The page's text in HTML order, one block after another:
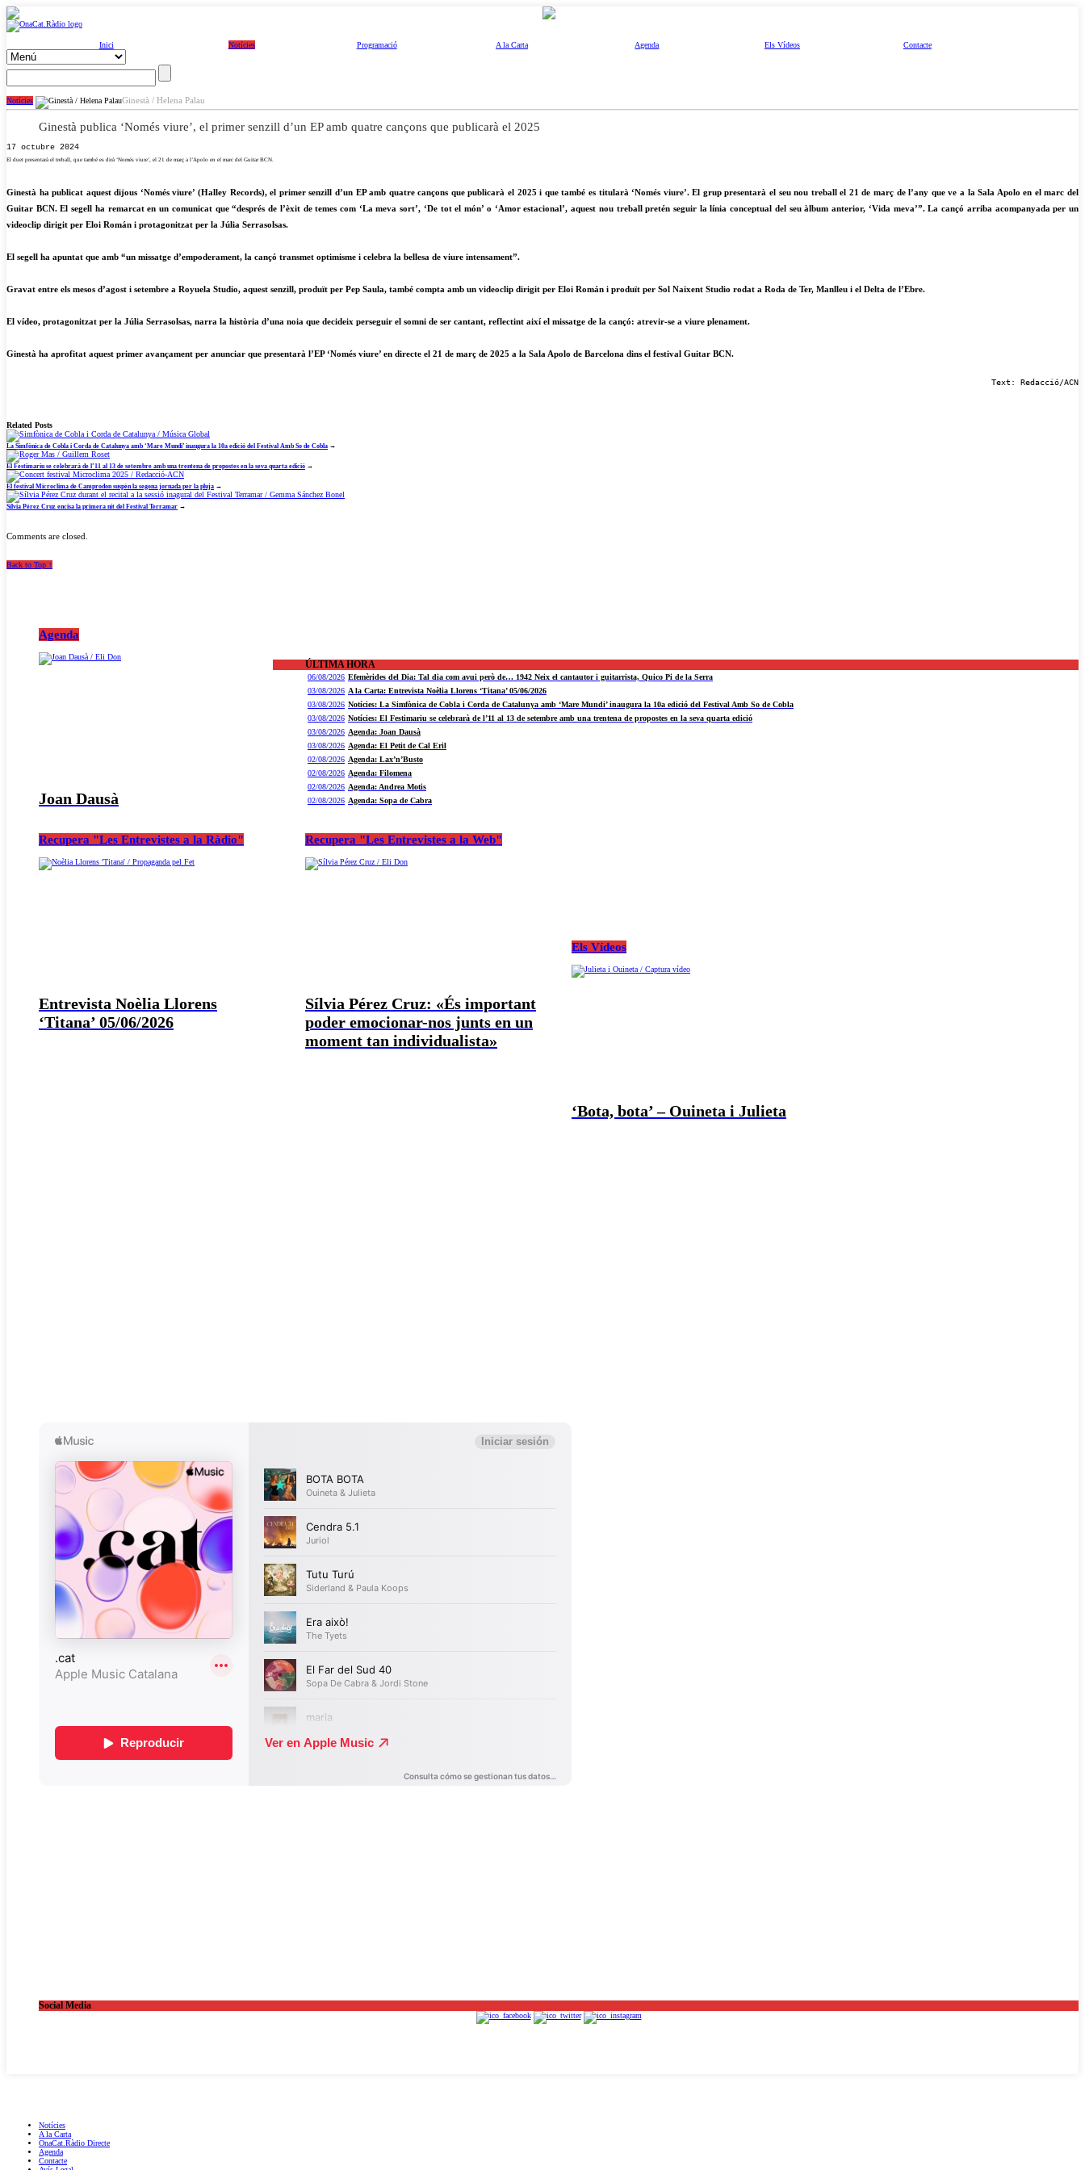
Inici Notícies Programació A la Carta Agenda Els Vídeos Contacte
Notícies Ginestà / Helena Palau
Ginestà publica ‘Només viure’, el primer senzill d’un EP amb quatre cançons que publicarà el 2025
17 octubre 2024
El duet presentarà el treball, que també es dirà ‘Només viure’, el 21 de març a l’Apolo en el marc del Guitar BCN.
Ginestà ha publicat aquest dijous ‘Només viure’ (Halley Records), el primer senzill d’un EP amb quatre cançons que publicarà el 2025 i que també es titularà ‘Només viure’. El grup presentarà el seu nou treball el 21 de març de l’any que ve a la Sala Apolo en el marc del
Guitar BCN. El segell ha remarcat en un comunicat que “després de l’èxit de temes com ‘La meva sort’, ‘De tot el món’ o ‘Amor estacional’, aquest nou treball pretén seguir la línia conceptual del seu àlbum anterior, ‘Vida meva’”. La cançó arriba acompanyada per un
videoclip dirigit per Eloi Román i protagonitzat per la Júlia Serrasolsas.
El segell ha apuntat que amb “un missatge d’empoderament, la cançó transmet optimisme i celebra la bellesa de viure intensament”.
Gravat entre els mesos d’agost i setembre a Royuela Studio, aquest senzill, produït per Pep Saula, també compta amb un videoclip dirigit per Eloi Román i produït per Sol Naixent Studio rodat a Roda de Ter, Manlleu i el Delta de l’Ebre.
El vídeo, protagonitzat per la Júlia Serrasolsas, narra la història d’una noia que decideix perseguir el somni de ser cantant, reflectint així el missatge de la cançó: atrevir-se a viure plenament.
Ginestà ha aprofitat aquest primer avançament per anunciar que presentarà l’EP ‘Només viure’ en directe el 21 de març de 2025 a la Sala Apolo de Barcelona dins el festival Guitar BCN.
Text: Redacció/ACN
Related Posts
La Simfònica de Cobla i Corda de Catalunya amb ‘Mare Mundi’ inaugura la 10a edició del Festival Amb So de Cobla →
El Festimariu se celebrarà de l’11 al 13 de setembre amb una trentena de propostes en la seva quarta edició →
El festival Microclima de Camprodon suspèn la segona jornada per la pluja →
Sílvia Pérez Cruz encisa la primera nit del Festival Terramar →
Comments are closed.
Back to Top ↑
Agenda
Joan Dausà
ÚLTIMA HORA
06/08/2026 Efemèrides del Dia: Tal dia com avui però de… 1942 Neix el cantautor i guitarrista, Quico Pi de la Serra
03/08/2026 A la Carta: Entrevista Noèlia Llorens ‘Titana’ 05/06/2026
03/08/2026 Notícies: La Simfònica de Cobla i Corda de Catalunya amb ‘Mare Mundi’ inaugura la 10a edició del Festival Amb So de Cobla
03/08/2026 Notícies: El Festimariu se celebrarà de l’11 al 13 de setembre amb una trentena de propostes en la seva quarta edició
03/08/2026 Agenda: Joan Dausà
03/08/2026 Agenda: El Petit de Cal Eril
02/08/2026 Agenda: Lax’n’Busto
02/08/2026 Agenda: Filomena
02/08/2026 Agenda: Andrea Motis
02/08/2026 Agenda: Sopa de Cabra
Recupera "Les Entrevistes a la Ràdio"
Entrevista Noèlia Llorens
‘Titana’ 05/06/2026
Recupera "Les Entrevistes a la Web"
Sílvia Pérez Cruz: «És important
poder emocionar-nos junts en un
moment tan individualista»
Els Vídeos
‘Bota, bota’ – Ouineta i Julieta
Social Media
Notícies
A la Carta
OnaCat.Ràdio Directe
Agenda
Contacte